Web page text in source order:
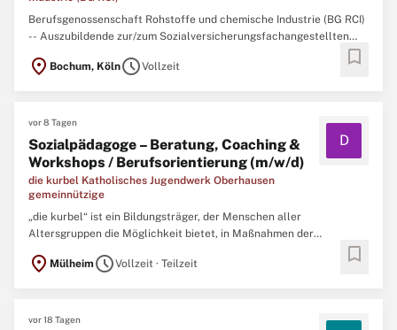
Berufsgenossenschaft Rohstoffe und chemische Industrie (BG RCI)
-- Auszubildende zur/zum Sozialversicherungsfachangestellten
Beginnen Sie Ihre Ausbildung in der Sozialversicherung! Die BG RCI
location_on Bochum, KölnscheduleVollzeit bookmark
vor 8 Tagen
Sozialpädagoge – Beratung, Coaching &
Workshops / Berufsorientierung (m/w/d)
die kurbel Katholisches Jugendwerk Oberhausen
gemeinnützige
D
„die kurbel“ ist ein Bildungsträger, der Menschen aller
Altersgruppen die Möglichkeit bietet, in Maßnahmen der
beruflichen Orientierung und Berufsvorbereitung, in Ausbildung,
Stabilisierungs- und Qualifizierungsprojekten und
location_on Mülheim scheduleVollzeit · Teilzeit bookmark
vor 18 Tagen